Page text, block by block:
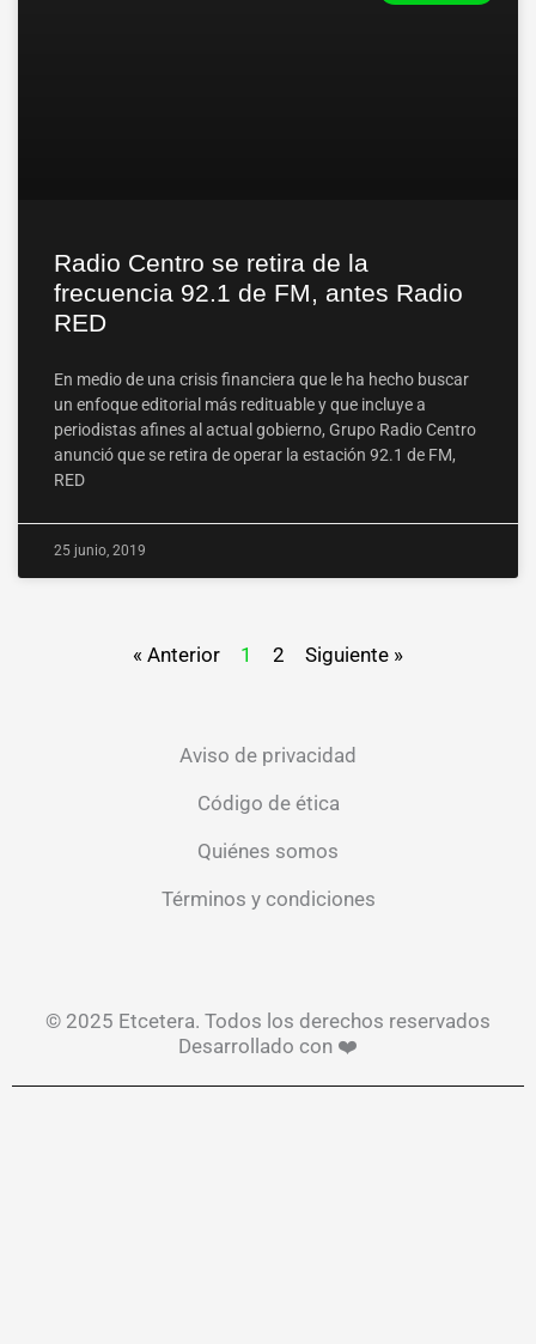
Radio Centro se retira de la
frecuencia 92.1 de FM, antes Radio
RED
En medio de una crisis financiera que le ha hecho buscar
un enfoque editorial más redituable y que incluye a
periodistas afines al actual gobierno, Grupo Radio Centro
anunció que se retira de operar la estación 92.1 de FM,
RED
25 junio, 2019
« Anterior 1 2 Siguiente »
Aviso de privacidad
Código de ética
Quiénes somos
Términos y condiciones
© 2025 Etcetera. Todos los derechos reservados
Desarrollado con ❤️